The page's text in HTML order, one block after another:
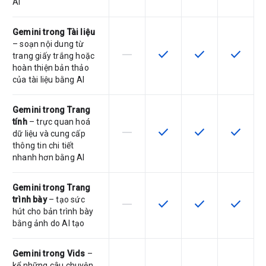
AI
Gemini trong Tài liệu
– soạn nội dung từ
trang giấy trắng hoặc
hoàn thiện bản thảo
của tài liệu bằng AI
SKU này không hỗ trợ tính năng này
horizontal_rule SKU có hỗ trợ tính năng
check SKU có hỗ trợ
check SKU có
check
Gemini trong Trang
tính– trực quan hoá
dữ liệu và cung cấp
thông tin chi tiết
nhanh hơn bằng AI
SKU này không hỗ trợ tính năng này
horizontal_rule SKU có hỗ trợ tính năng
check SKU có hỗ trợ
check SKU có
check
Gemini trong Trang
trình bày– tạo sức
hút cho bản trình bày
bằng ảnh do AI tạo
SKU này không hỗ trợ tính năng này
horizontal_rule SKU có hỗ trợ tính năng
check SKU có hỗ trợ
check SKU có
check
Gemini trong Vids –